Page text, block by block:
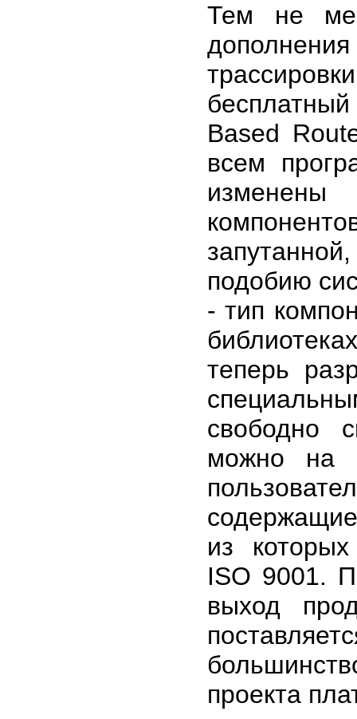
Тем не
Based
всем
изменены
подобию
- тип
теперь
свободно
можно на
из которых
ISO 9001.
выход
проекта